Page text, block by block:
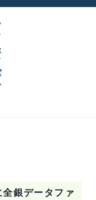
銀データファ